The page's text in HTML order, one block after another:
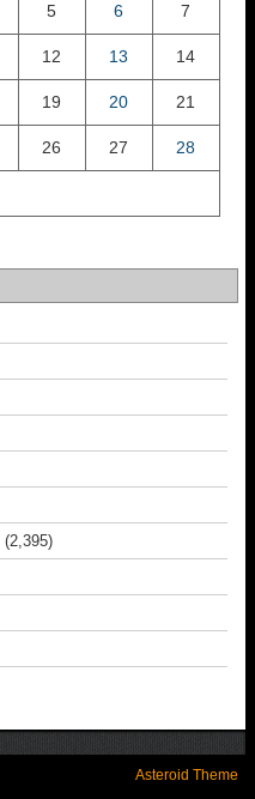
5 6 7
12 13 14
19 20 21
26 27 28
(2,395)
Asteroid Theme